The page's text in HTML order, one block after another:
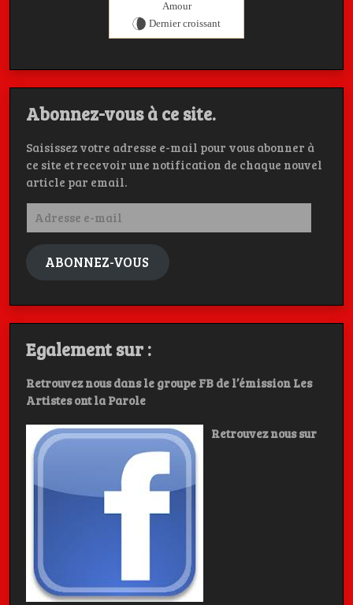
Amour
Dernier croissant
Abonnez-vous à ce site.
Saisissez votre adresse e-mail pour vous abonner à
ce site et recevoir une notification de chaque nouvel
article par email.
Adresse
mail
ABONNEZ-VOUS
Egalement sur :
Retrouvez nous dans le groupe FB de l’émission Les
Artistes ont la Parole
Retrouvez nous sur